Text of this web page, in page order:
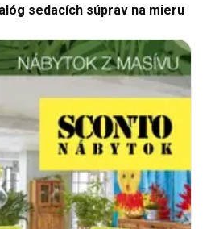
sedacích súprav na mieru